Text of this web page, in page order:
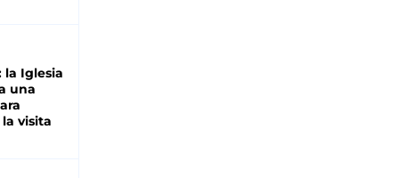
la Iglesia
una
visita